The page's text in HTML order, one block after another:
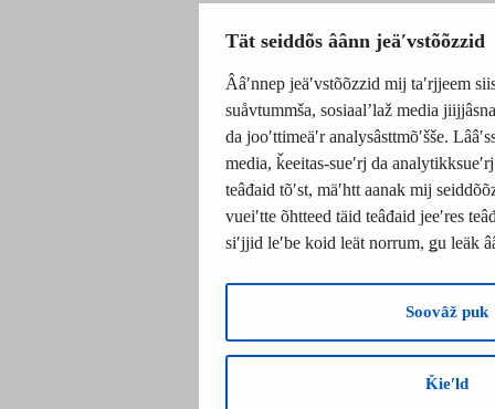
Tät seiddõs âânn jeäʹvstõõzzid
Ââʹnnep jeäʹvstõõzzid mij taʹrjjeem
suåvtummša, sosiaalʼlaž media
da jooʹttimeäʹr analysâsttmõʹšše.
media, ǩeeitas-sueʹrj da
teâđaid tõʹst, mäʹhtt aanak mij
vueiʹtte õhtteed täid teâđaid jeeʹres
siʹjjid leʹbe koid leät norrum, ǥu leäk
Soovâž puk
Ǩieʹld